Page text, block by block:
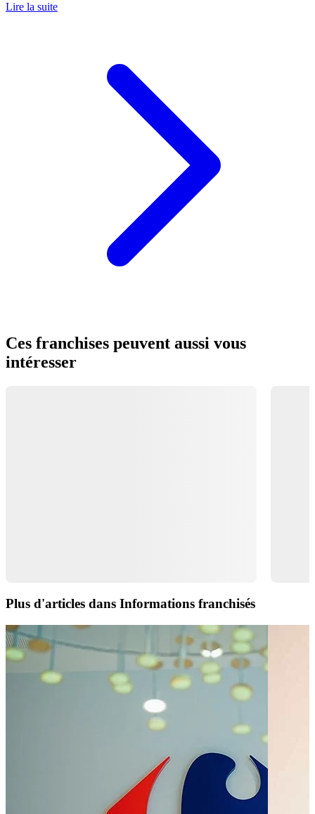
Lire la suite
Ces franchises peuvent aussi vous
intéresser
Plus d'articles dans Informations franchisés